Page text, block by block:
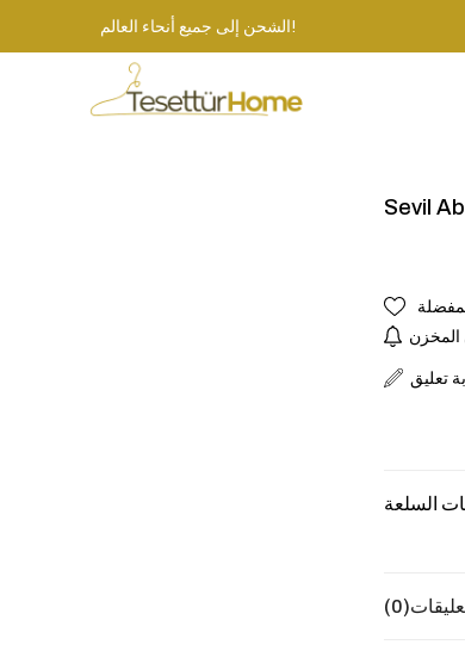
الشحن إلى جميع أنحاء العالم!
Sevil
المخزن
تعليق
السلعة
(0)